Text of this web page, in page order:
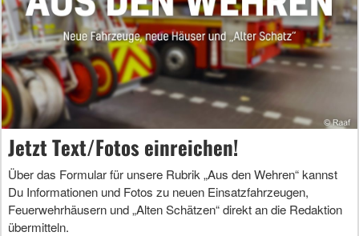
Jetzt Text/Fotos einreichen!
Über das Formular für unsere Rubrik „Aus den Wehren“ kannst
Du Informationen und Fotos zu neuen Einsatzfahrzeugen,
Feuerwehrhäusern und „Alten Schätzen“ direkt an die Redaktion
übermitteln.